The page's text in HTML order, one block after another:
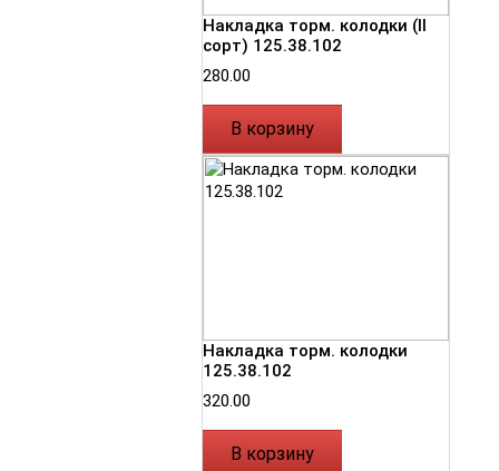
Накладка торм. колодки (II
сорт) 125.38.102
280.00
В корзину
Накладка торм. колодки
125.38.102
320.00
В корзину